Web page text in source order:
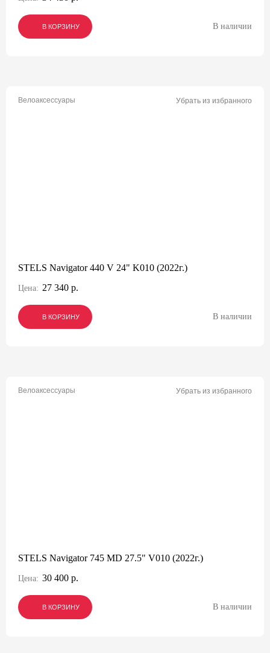
В КОРЗИНУ
В КОРЗИНУ
В КОРЗИНУ В наличии
Велоаксессуары Убрать из избранного
STELS Navigator 440 V 24" K010 (2022г.)
Цена: 27 340 р.
В КОРЗИНУ
В КОРЗИНУ
В КОРЗИНУ В наличии
Велоаксессуары Убрать из избранного
STELS Navigator 745 MD 27.5" V010 (2022г.)
Цена: 30 400 р.
В КОРЗИНУ
В КОРЗИНУ
В КОРЗИНУ В наличии